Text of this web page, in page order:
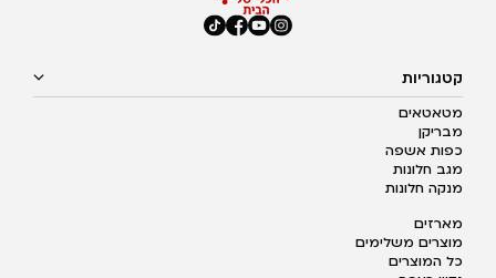
קטגוריות
מטאטאים
מבריקן
כפות אשפה
מגב חלונות
מנקה חלונות
מארזים
מוצרים משלימים
כל המוצרים